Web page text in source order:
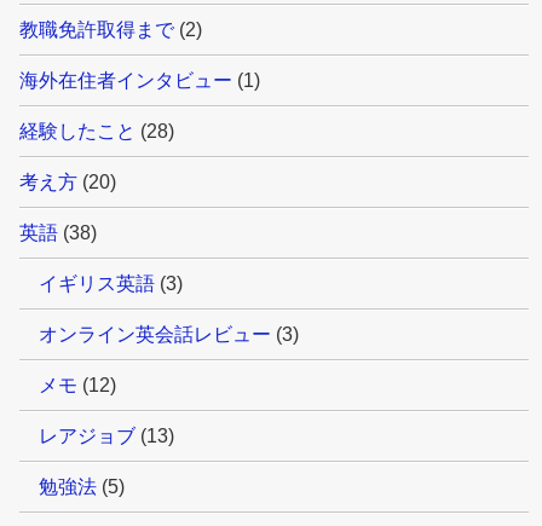
教職免許取得まで(2)
海外在住者インタビュー (1)
経験したこと (28)
考え方 (20)
英語 (38)
イギリス英語 (3)
オンライン英会話レビュー (3)
メモ (12)
レアジョブ (13)
勉強法 (5)